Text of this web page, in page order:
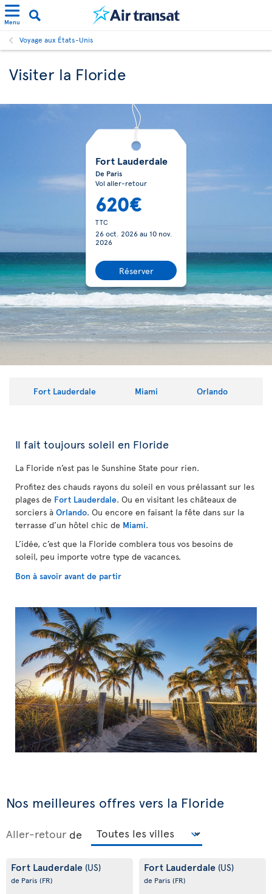
Menu
Voyage aux États-Unis
Visiter la Floride
Fort Lauderdale
De Paris
Vol aller-retour
620€
TTC
26 oct. 2026au 10 nov.
2026
Réserver
Fort Lauderdale Miami Orlando
Il fait toujours soleil en Floride
La Floride n’est pas le Sunshine State pour rien.
Profitez des chauds rayons du soleil en vous prélassant sur les
plages de Fort Lauderdale. Ou en visitant les châteaux de
sorciers à Orlando. Ou encore en faisant la fête dans sur la
terrasse d’un hôtel chic de Miami.
L’idée, c’est que la Floride comblera tous vos besoins de
soleil, peu importe votre type de vacances.
Bon à savoir avant de partir
Nos meilleures offres vers la Floride
Aller-retour de
Fort Lauderdale (US)
de Paris (FR)
Fort Lauderdale (US)
de Paris (FR)